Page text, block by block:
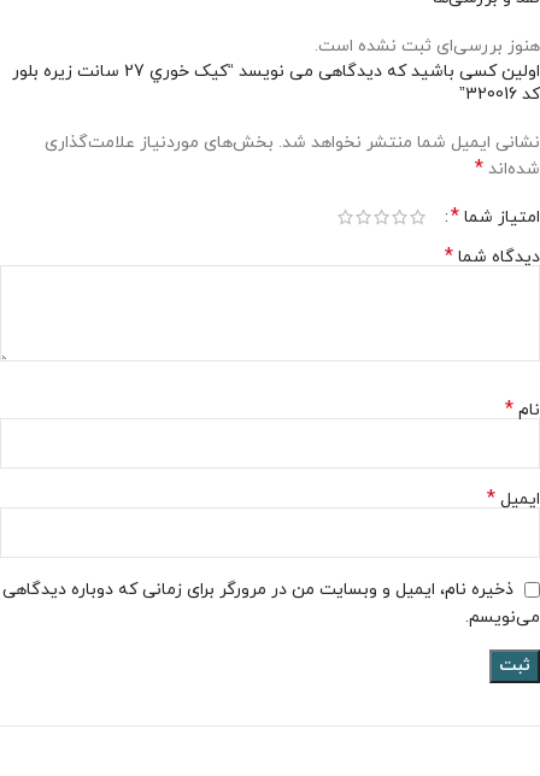
هنوز بررسی‌ای ثبت نشده است.
اولین کسی باشید که دیدگاهی می نویسد “کيک خوري 27 سانت زيره بلور
کد 320016”
نشانی ایمیل شما منتشر نخواهد شد. بخش‌های موردنیاز علامت‌گذاری
شده‌اند *
امتیاز شما *
دیدگاه شما *
نام *
ایمیل *
ذخیره نام، ایمیل و وبسایت من در مرورگر برای زمانی که دوباره دیدگاهی
می‌نویسم.